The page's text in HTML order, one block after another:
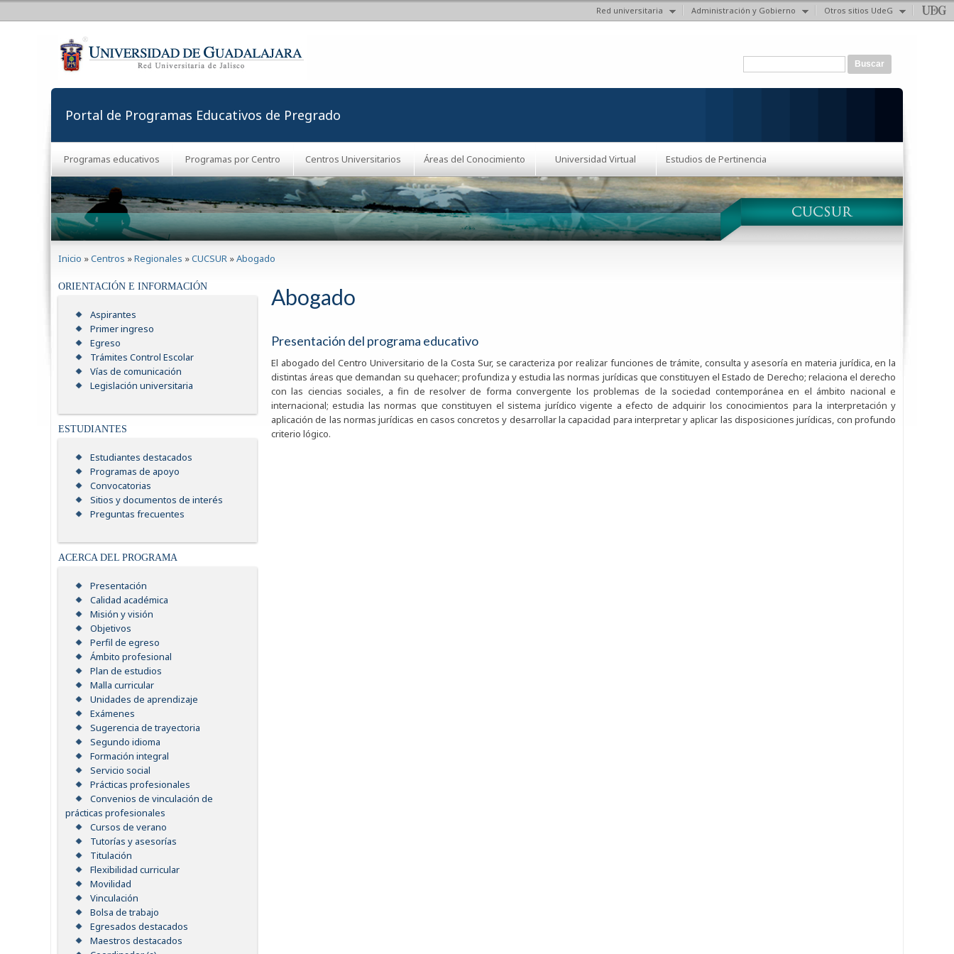
Red universitaria Administración y Gobierno Otros sitios UdeG
Formulario de búsqueda
Portal de Programas Educativos de Pregrado
Programas educativos Programas por Centro Centros Universitarios Áreas del Conocimiento Universidad Virtual Estudios de Pertinencia
Inicio »Centros »Regionales »CUCSUR »Abogado
ORIENTACIÓN E INFORMACIÓN
Aspirantes
Primer ingreso
Egreso
Trámites Control Escolar
Vías de comunicación
Legislación universitaria
ESTUDIANTES
Estudiantes destacados
Programas de apoyo
Convocatorias
Sitios y documentos de interés
Preguntas frecuentes
ACERCA DEL PROGRAMA
Presentación
Calidad académica
Misión y visión
Objetivos
Perfil de egreso
Ámbito profesional
Plan de estudios
Malla curricular
Unidades de aprendizaje
Exámenes
Sugerencia de trayectoria
Segundo idioma
Formación integral
Servicio social
Prácticas profesionales
Convenios de vinculación de
prácticas profesionales
Cursos de verano
Tutorías y asesorías
Titulación
Flexibilidad curricular
Movilidad
Vinculación
Bolsa de trabajo
Egresados destacados
Maestros destacados
Abogado
Presentación del programa educativo
El abogado del Centro Universitario de la Costa Sur, se caracteriza por realizar funciones de trámite, consulta y asesoría en materia jurídica, en la
distintas áreas que demandan su quehacer; profundiza y estudia las normas jurídicas que constituyen el Estado de Derecho; relaciona el derecho
con las ciencias sociales, a fin de resolver de forma convergente los problemas de la sociedad contemporánea en el ámbito nacional e
internacional; estudia las normas que constituyen el sistema jurídico vigente a efecto de adquirir los conocimientos para la interpretación y
aplicación de las normas jurídicas en casos concretos y desarrollar la capacidad para interpretar y aplicar las disposiciones jurídicas, con profundo
criterio lógico.